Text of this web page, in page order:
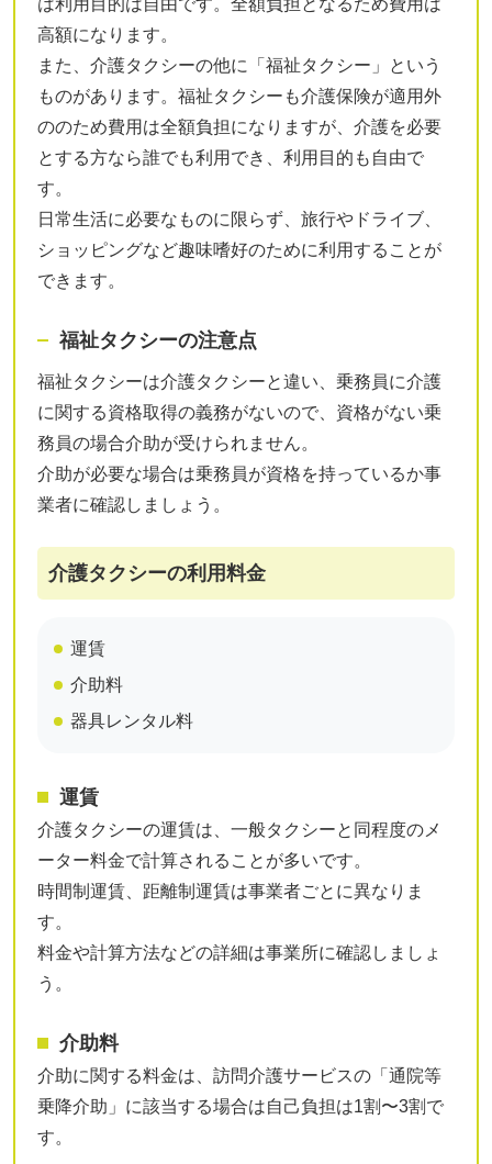
高額になります。
また、介護タクシーの他に「福祉タクシー」という
ものがあります。福祉タクシーも介護保険が適用外
ののため費用は全額負担になりますが、介護を必要
とする方なら誰でも利用でき、利用目的も自由で
す。
日常生活に必要なものに限らず、旅行やドライブ、
ショッピングなど趣味嗜好のために利用することが
できます。
福祉タクシーの注意点
福祉タクシーは介護タクシーと違い、乗務員に介護
に関する資格取得の義務がないので、資格がない乗
務員の場合介助が受けられません。
介助が必要な場合は乗務員が資格を持っているか事
業者に確認しましょう。
介護タクシーの利用料金
運賃
介助料
器具レンタル料
運賃
介護タクシーの運賃は、一般タクシーと同程度のメ
ーター料金で計算されることが多いです。
時間制運賃、距離制運賃は事業者ごとに異なりま
す。
料金や計算方法などの詳細は事業所に確認しましょ
う。
介助料
介助に関する料金は、訪問介護サービスの「通院等
乗降介助」に該当する場合は自己負担は1割〜3割で
す。